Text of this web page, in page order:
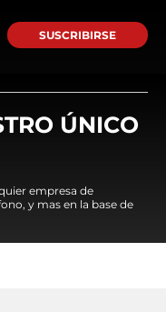
SUSCRIBIRSE
ÚNICO
empresa de
y mas en la base de